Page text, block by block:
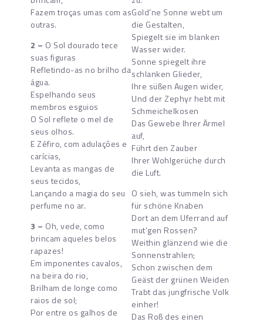
Fazem troças umas com as
outras.
2 – O Sol dourado tece
suas figuras
Refletindo-as no brilho da
água.
Espelhando seus
membros esguios
O Sol reflete o mel de
seus olhos.
E Zéfiro, com adulações e
carícias,
Levanta as mangas de
seus tecidos,
Lançando a magia do seu
perfume no ar.
3 – Oh, vede, como
brincam aqueles belos
rapazes!
Em imponentes cavalos,
na beira do rio,
Brilham de longe como
raios de sol;
Por entre os galhos de
Gold’ne Sonne webt um
die Gestalten,
Spiegelt sie im blanken
Wasser wider.
Sonne spiegelt ihre
schlanken Glieder,
Ihre süßen Augen wider,
Und der Zephyr hebt mit
Schmeichelkosen
Das Gewebe Ihrer Ärmel
auf,
Führt den Zauber
Ihrer Wohlgerüche durch
die Luft.
O sieh, was tummeln sich
für schöne Knaben
Dort an dem Uferrand auf
mut’gen Rossen?
Weithin glänzend wie die
Sonnenstrahlen;
Schon zwischen dem
Geäst der grünen Weiden
Trabt das jungfrische Volk
einher!
Das Roß des einen